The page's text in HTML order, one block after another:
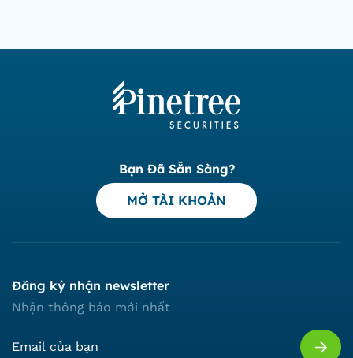
Bạn Đã Sẵn Sàng?
MỞ TÀI KHOẢN
Đăng ký nhận newsletter
Nhận thông báo mới nhất